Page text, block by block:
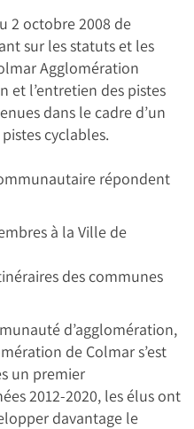
2 octobre 2008 de
sur les statuts et les
Agglomération
et l’entretien des pistes
dans le cadre d’un
cyclables.
répondent
à la Ville de
des communes
d’agglomération,
de Colmar s’est
un premier
2012-2020, les élus ont
davantage le